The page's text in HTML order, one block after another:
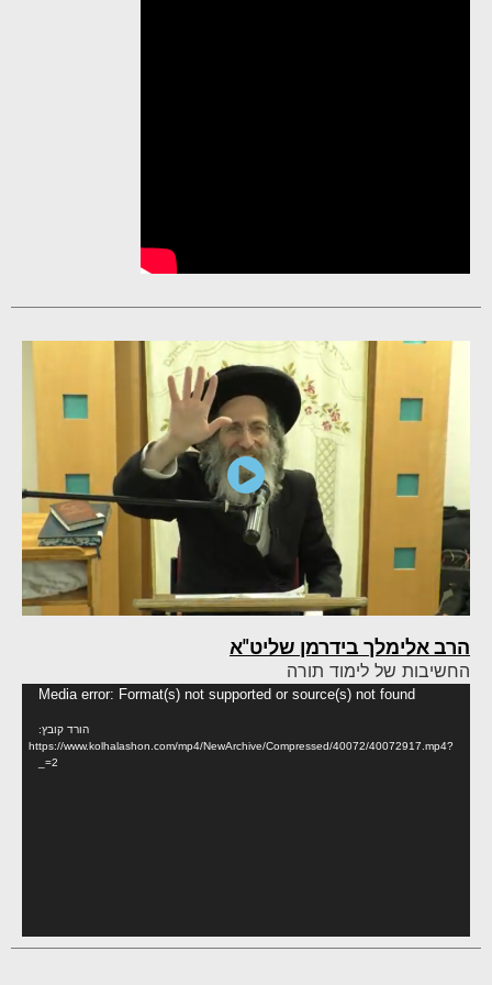
הרב אלימלך בידרמן שליט"א
החשיבות של לימוד תורה
Media error: Format(s) not supported or source(s) not found
הורד קובץ:
https://www.kolhalashon.com/mp4/NewArchive/Compressed/40072/40072917.mp4?
_=2